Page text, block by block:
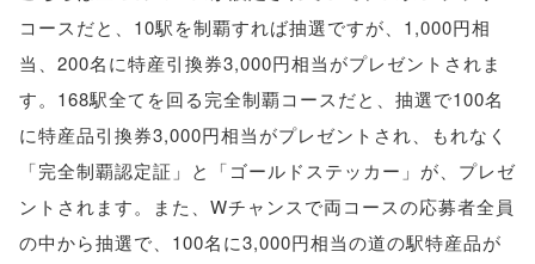
コースだと、10駅を制覇すれば抽選ですが、1,000円相
当、200名に特産引換券3,000円相当がプレゼントされま
す。168駅全てを回る完全制覇コースだと、抽選で100名
に特産品引換券3,000円相当がプレゼントされ、もれなく
「完全制覇認定証」と「ゴールドステッカー」が、プレゼ
ントされます。また、Wチャンスで両コースの応募者全員
の中から抽選で、100名に3,000円相当の道の駅特産品が